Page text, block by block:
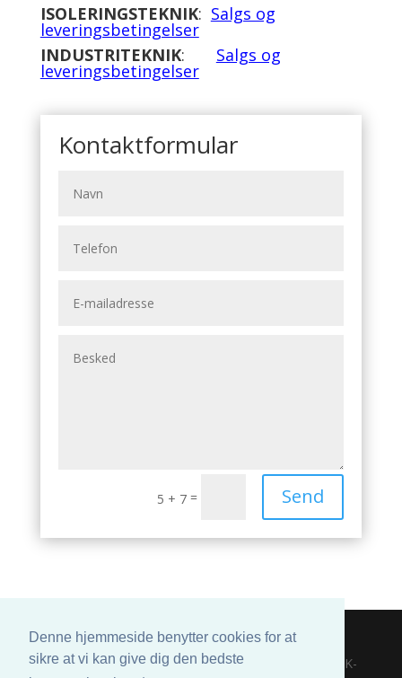
Denne hjemmeside benytter cookies for at
sikre at vi kan give dig den bedste
ISOLERINGSTEKNIK: Salgs og
leveringsbetingelser
INDUSTRITEKNIK: Salgs og
leveringsbetingelser
Kontaktformular
5 + 7 = Send
© 1947-2026 SKANACID A/S | Guldalderen 28B | DK-